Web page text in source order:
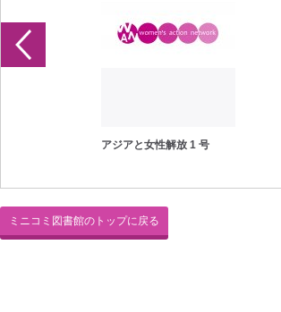
アジアと女性解放 1 号
ミニコミ図書館のトップに戻る